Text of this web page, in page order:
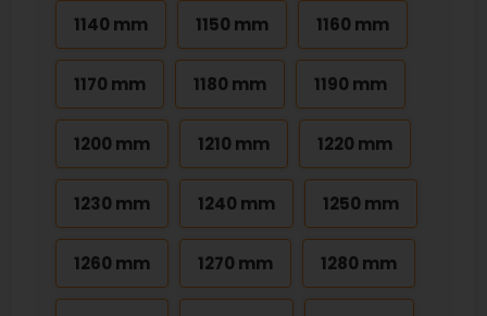
1140 mm 1150 mm 1160 mm
1170 mm 1180 mm 1190 mm
1200 mm 1210 mm 1220 mm
1230 mm 1240 mm 1250 mm
1260 mm 1270 mm 1280 mm